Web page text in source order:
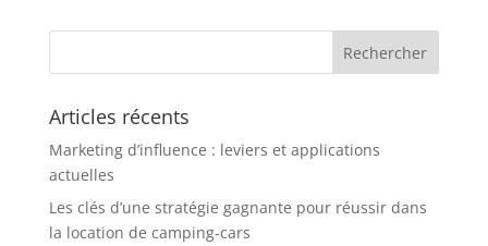
Articles récents
Marketing d’influence : leviers et applications
actuelles
Les clés d’une stratégie gagnante pour réussir dans
la location de camping-cars